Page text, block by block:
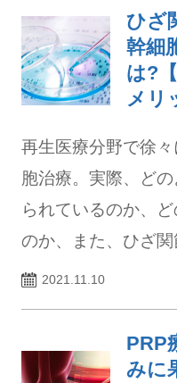
ひざ
幹細
は?
メリ
再生医療分野で徐
胞治療。実際、ど
られているのか、
のか、また、ひざ関
2021.11.10
PRP
みに